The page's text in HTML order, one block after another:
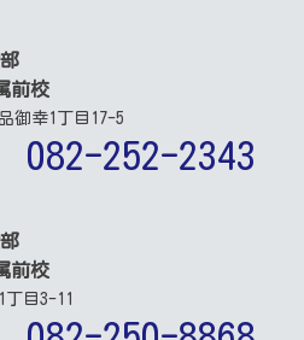
前校
御幸1丁目17-5
082-252-2343
前校
丁目3-11